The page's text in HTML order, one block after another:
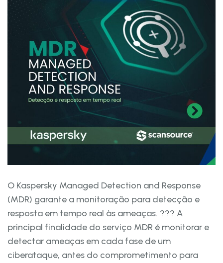
O Kaspersky Managed Detection and Response
(MDR) garante a monitoração para detecção e
resposta em tempo real às ameaças. ??? A
principal finalidade do serviço MDR é monitorar e
detectar ameaças em cada fase de um
ciberataque, antes do comprometimento para